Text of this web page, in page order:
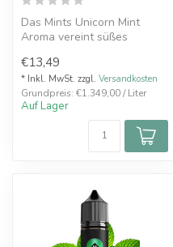
Das Mints Unicorn Mint
Aroma vereint süßes
angenehm kühl...
€13,49
* Inkl. MwSt. zzgl. Versandkosten
Grundpreis: €1.349,00 / Liter
Auf Lager